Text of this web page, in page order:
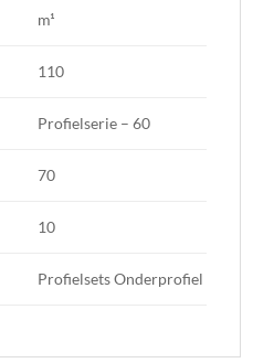
m¹
110
Profielserie – 60
70
10
Profielsets Onderprofiel